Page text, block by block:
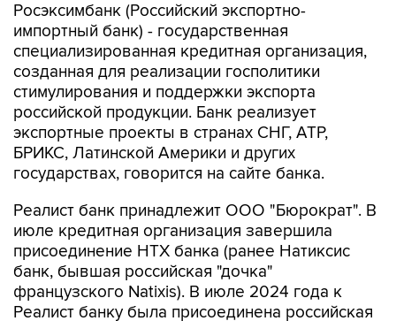
Росэксимбанк (Российский экспортно-
импортный банк) - государственная
специализированная кредитная организация,
созданная для реализации госполитики
стимулирования и поддержки экспорта
российской продукции. Банк реализует
экспортные проекты в странах СНГ, АТР,
БРИКС, Латинской Америки и других
государствах, говорится на сайте банка.
Реалист банк принадлежит ООО "Бюрократ". В
июле кредитная организация завершила
присоединение НТХ банка (ранее Натиксис
банк, бывшая российская "дочка"
французского Natixis). В июле 2024 года к
Реалист банку была присоединена российская